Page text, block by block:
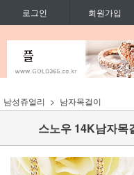
로그인 회원가입
남성쥬얼리 남자목걸이
스노우 14K남자목